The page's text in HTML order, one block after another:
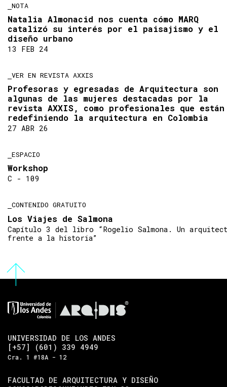
NOTA
Natalia Almonacid nos cuenta cómo MARQ
catalizó su interés por el paisajismo y el
diseño urbano
13 FEB 24
VER EN REVISTA AXXIS
Profesoras y egresadas de Arquitectura son
algunas de las mujeres destacadas por la
revista AXXIS, como profesionales que están
redefiniendo la arquitectura en Colombia
27 ABR 26
ESPACIO
Workshop
C - 109
CONTENIDO GRATUITO
Los Viajes de Salmona
Capítulo 3 del libro “Rogelio Salmona. Un
frente a la historia”
UNIVERSIDAD DE LOS ANDES
[+57] (601) 339 4949
Cra. 1 #18A - 12
FACULTAD DE ARQUITECTURA Y DISEÑO